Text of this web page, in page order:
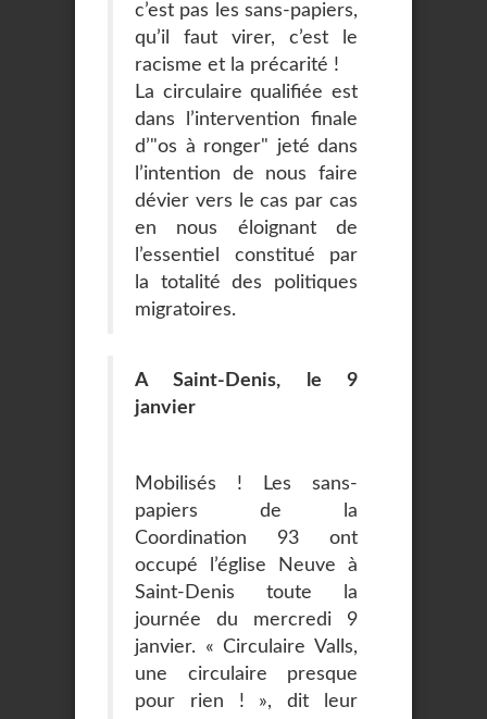
c’est pas les sans-papiers,
qu’il faut virer, c’est le
racisme et la précarité !
La circulaire qualifiée est
dans l’intervention finale
d’"os à ronger" jeté dans
l’intention de nous faire
dévier vers le cas par cas
en nous éloignant de
l’essentiel constitué par
la totalité des politiques
migratoires.
A Saint-Denis, le 9
janvier
Mobilisés ! Les sans-
papiers de la
Coordination 93 ont
occupé l’église Neuve à
Saint-Denis toute la
journée du mercredi 9
janvier. « Circulaire Valls,
une circulaire presque
pour rien ! », dit leur